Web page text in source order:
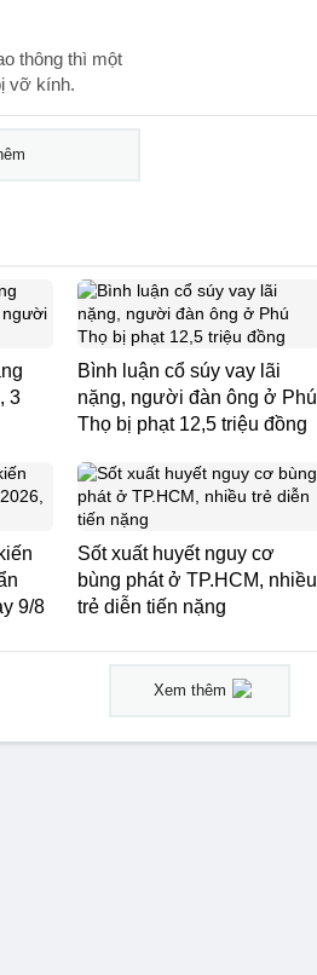
thông thì một
vỡ kính.
3
Bình luận cổ súy vay lãi
nặng, người đàn ông ở Phú
Thọ bị phạt 12,5 triệu đồng
9/8
Sốt xuất huyết nguy cơ
bùng phát ở TP.HCM, nhiều
trẻ diễn tiến nặng
Xem thêm